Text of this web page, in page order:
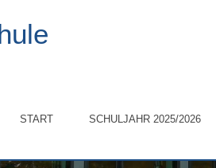
START SCHULJAHR 2025/2026